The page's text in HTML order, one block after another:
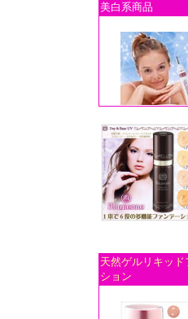
美白系商品
天然ゲルリキッド
ション